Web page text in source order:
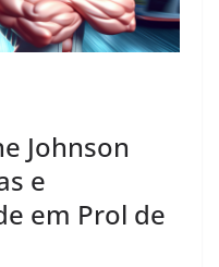
Johnson
e
em Prol de